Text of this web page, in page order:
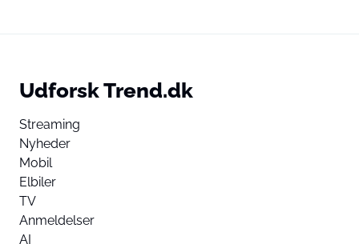
Udforsk Trend.dk
Streaming
Nyheder
Mobil
Elbiler
TV
Anmeldelser
AI